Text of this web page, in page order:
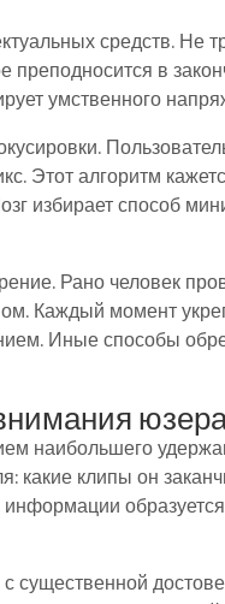
средств. Не
в
умственного
Этот алгоритм
избирает способ
Рано человек
Каждый момент
Иные способы
наибольшего
какие клипы он
существенной